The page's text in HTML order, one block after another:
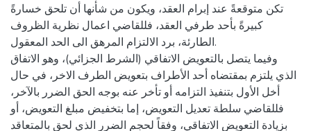
تكن متوقعةً عند إبرام العقد، ويكون من شأنها أن تلحق خسارةً
كبيرةً بأحد طرفي العقد، فللقاضي اعمال نظرية الظروف
الطارئة، برد الالتزام المرهق الى الحد المعقول.
وفيما يتصل بالتعويض الاتفاقي (الشرط الجزائي)، وهو الاتفاق
الذي يلتزم بمقتضاه أحد الأطراف بتعويض الطرف الاخر، في حال
أخل الأول بتنفيذ التزامه أو تأخر عنه بوجه الحق الضرر بالآخر،
فللقاضي سلطة تعديل التعويض، إما بتخفيض مبلغ التعويض، أو
بزيادة التعويض الاتفاقي، وفقاً لحجم الضرر الذي لحق بالمتعاقد